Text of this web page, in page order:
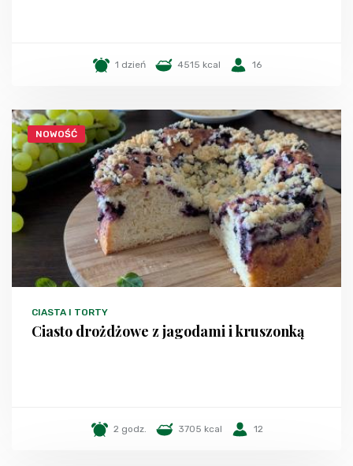
1 dzień 4515 kcal 16
NOWOŚĆ
CIASTA I TORTY
Ciasto drożdżowe z jagodami i kruszonką
2 godz. 3705 kcal 12